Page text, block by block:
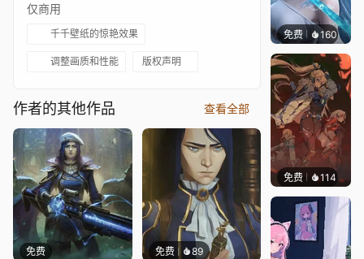
仅商用
千千壁纸的惊艳效果
调整画质和性能 版权声明
作者的其他作品 查看全部
免费 免费 89
免费 160好看
免费 114Nesu